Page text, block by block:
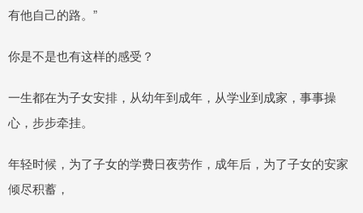
有他自己的路。”
你是不是也有这样的感受？
一生都在为子女安排，从幼年到成年，从学业到成家，事事操
心，步步牵挂。
年轻时候，为了子女的学费日夜劳作，成年后，为了子女的安家
倾尽积蓄，